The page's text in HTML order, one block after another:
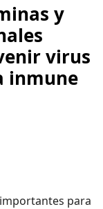
y
virus
inmune
para